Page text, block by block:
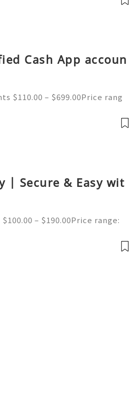
Cash App accoun
$110.00 – $699.00Price rang
Are you afraid to buy our Veri
| Secure & Easy wit
– $190.00Price range:
Online Buy verified Bitpay A